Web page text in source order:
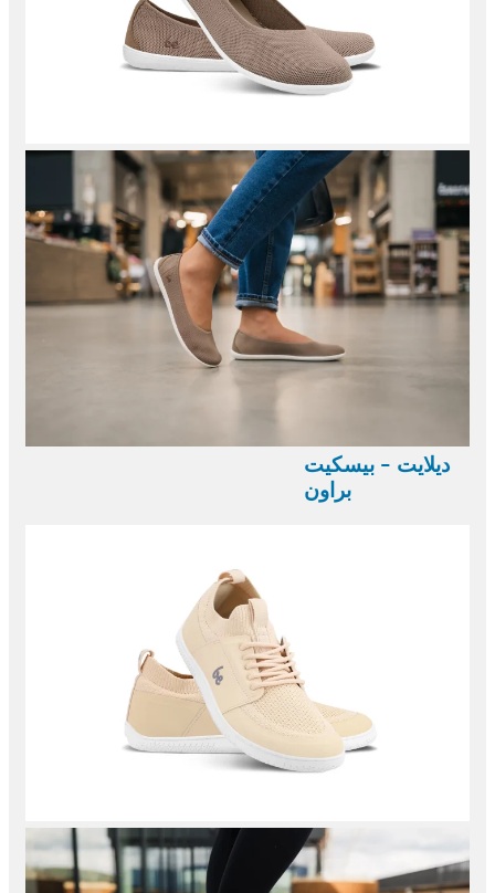
ديلايت - بيسكيت
براون